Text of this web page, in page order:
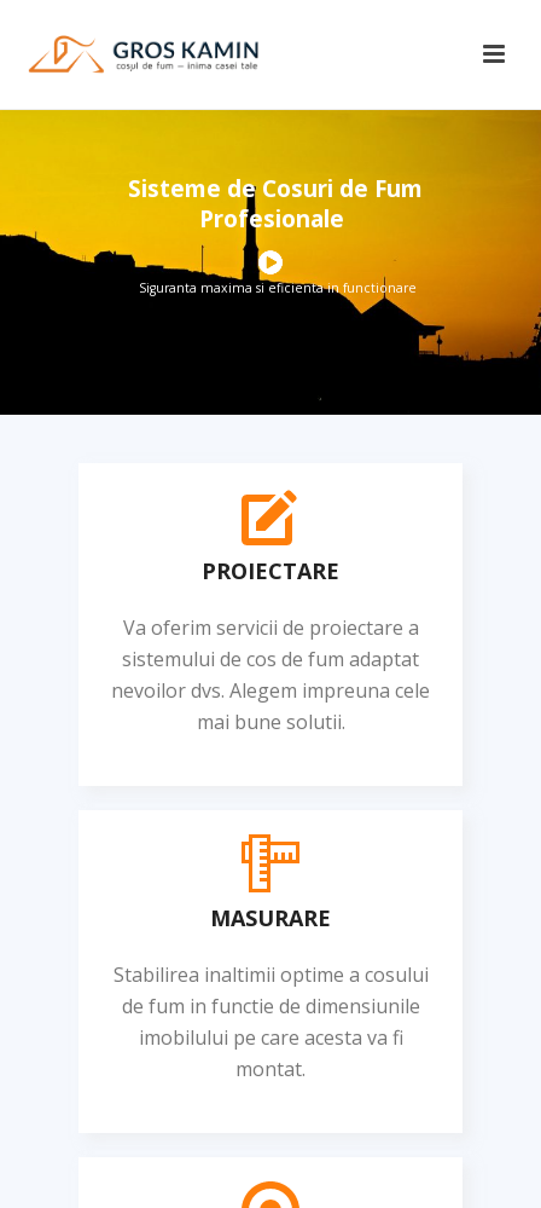
Sisteme de Cosuri de Fum
Profesionale
Siguranta maxima si eficienta in functionare
PROIECTARE
Va oferim servicii de proiectare a
sistemului de cos de fum adaptat
nevoilor dvs. Alegem impreuna cele
mai bune solutii.
MASURARE
Stabilirea inaltimii optime a cosului
de fum in functie de dimensiunile
imobilului pe care acesta va fi
montat.